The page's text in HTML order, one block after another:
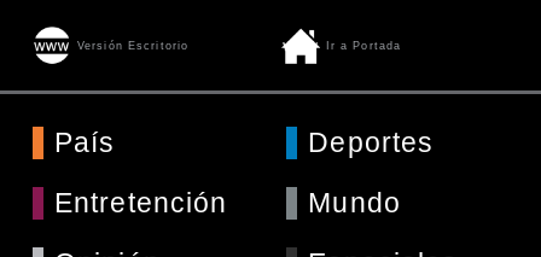
Versión Escritorio Ir a Portada
País
Deportes
Entretención
Mundo